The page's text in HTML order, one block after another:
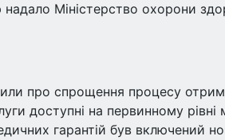
Міністерство охорони
про спрощення процесу
доступні на первинному рівні
гарантій був включений